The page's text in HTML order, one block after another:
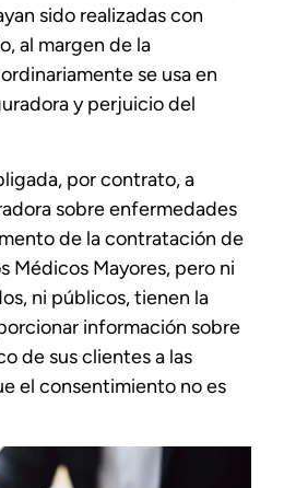
sido realizadas con
al margen de la
se usa en
y perjuicio del
por contrato, a
sobre enfermedades
de la contratación de
Médicos Mayores, pero ni
ni públicos, tienen la
información sobre
de sus clientes a las
el consentimiento no es